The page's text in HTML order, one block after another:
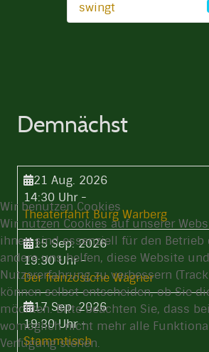
swingt
Demnächst
21 Aug. 2026
14:30 Uhr-
Theaterfahrt Burg Warberg
15 Sep. 2026
19:30 Uhr-
Der französiche Wagner
17 Sep. 2026
19:30 Uhr-
Stammtisch
Wir benutzen Cookies
Wir nutzen Cookies auf unserer
ihnen sind essenziell für den Betrieb
andere uns helfen, diese Website
Nutzererfahrung zu verbessern
können selbst entscheiden, ob Sie
möchten. Bitte beachten Sie, dass
womöglich nicht mehr alle
Verfügung stehen.